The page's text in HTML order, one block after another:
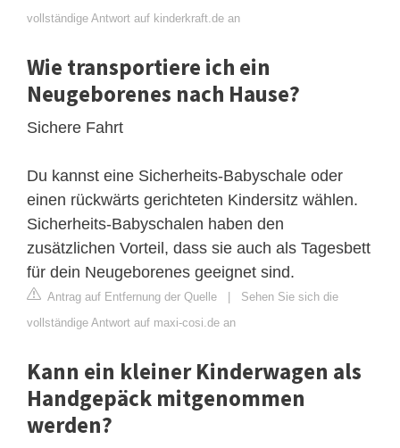
vollständige Antwort auf kinderkraft.de an
Wie transportiere ich ein
Neugeborenes nach Hause?
Sichere Fahrt
Du kannst eine Sicherheits-Babyschale oder
einen rückwärts gerichteten Kindersitz wählen.
Sicherheits-Babyschalen haben den
zusätzlichen Vorteil, dass sie auch als Tagesbett
für dein Neugeborenes geeignet sind.
Antrag auf Entfernung der Quelle | Sehen Sie sich die
vollständige Antwort auf maxi-cosi.de an
Kann ein kleiner Kinderwagen als
Handgepäck mitgenommen
werden?